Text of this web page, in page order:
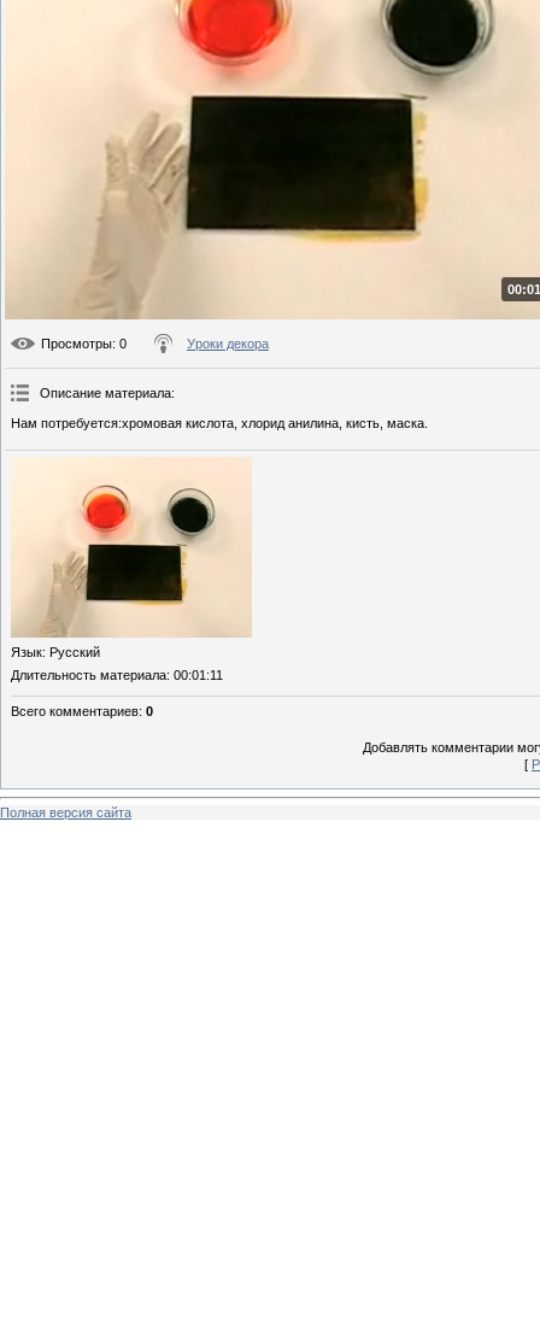
Просмотры: 0 Уроки декора
Описание материала:
Нам потребуется:хромовая кислота, хлорид анилина, кисть, маска.
Язык: Русский
Длительность материала: 00:01:11
Всего комментариев: 0
Добавлять комментарии
[
Полная версия сайта